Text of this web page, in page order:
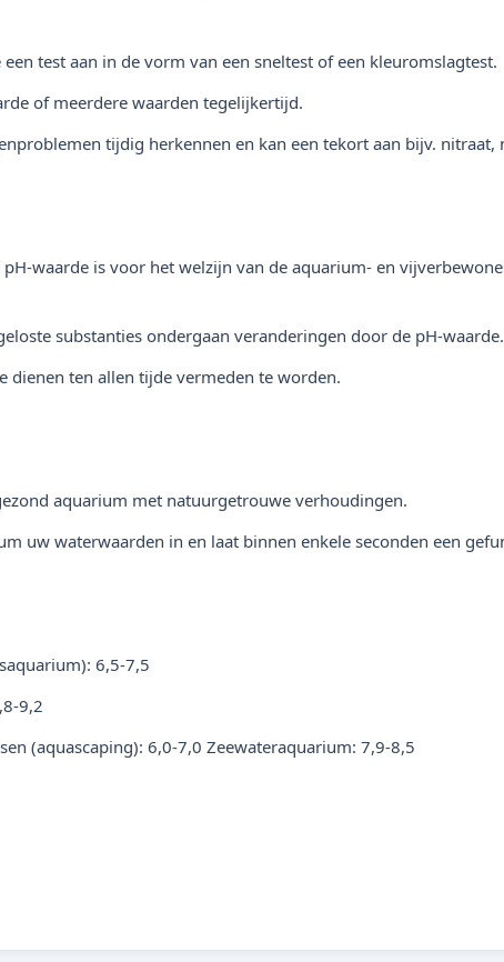
test aan in de vorm van een sneltest of een kleuromslagtest.
of meerdere waarden tegelijkertijd.
tijdig herkennen en kan een tekort aan bijv.
waarde is voor het welzijn van de aquarium- en
substanties ondergaan veranderingen door de pH-waarde.
dienen ten allen tijde vermeden te worden.
aquarium met natuurgetrouwe verhoudingen.
uw waterwaarden in en laat binnen enkele seconden een
6,5-7,5
9,2
(aquascaping): 6,0-7,0 Zeewateraquarium: 7,9-8,5